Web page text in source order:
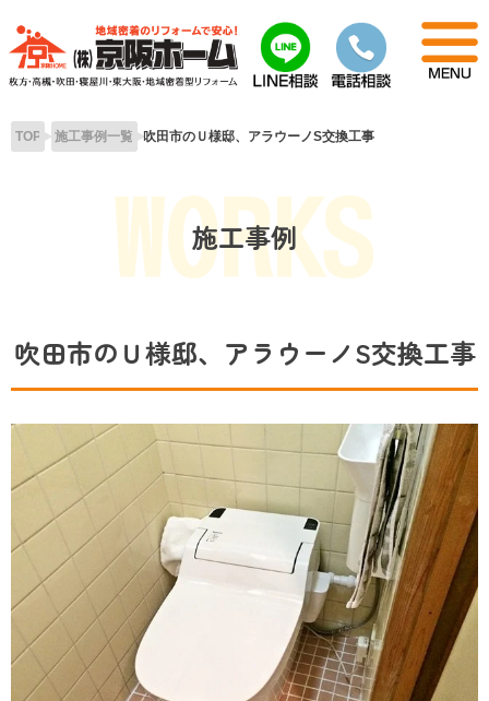
content
TOP 施工事例一覧 吹田市のＵ様邸、アラウーノS交換工事
施工事例
吹田市のＵ様邸、アラウーノS交換工事